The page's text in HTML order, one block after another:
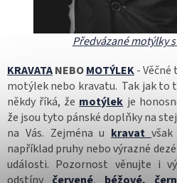
Předvázané motýlky
KRAVATANEBOMOTÝLEK-
motýlek nebo kravatu. Tak jak to
někdy říká, že motýlek je
že jsou tyto pánské doplňky na
na Vás. Zejména u kravat
například pruhy nebo výrazné
události. Pozornost věnujte i